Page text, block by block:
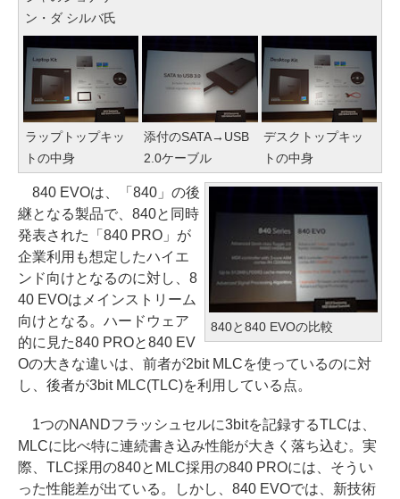
ン・ダ シルバ氏
ラップトップキッ
トの中身
添付のSATA→USB
2.0ケーブル
デスクトップキッ
トの中身
840と840 EVOの比較
840 EVOは、「840」の後
継となる製品で、840と同時
発表された「840 PRO」が
企業利用も想定したハイエ
ンド向けとなるのに対し、8
40 EVOはメインストリーム
向けとなる。ハードウェア
的に見た840 PROと840 EV
Oの大きな違いは、前者が2bit MLCを使っているのに対
し、後者が3bit MLC(TLC)を利用している点。
1つのNANDフラッシュセルに3bitを記録するTLCは、
MLCに比べ特に連続書き込み性能が大きく落ち込む。実
際、TLC採用の840とMLC採用の840 PROには、そうい
った性能差が出ている。しかし、840 EVOでは、新技術